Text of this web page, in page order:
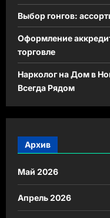
Выбор гонгов:
Оформление
торговле
Нарколог на Дом в
Всегда Рядом
Архив
Май 2026
Апрель 2026